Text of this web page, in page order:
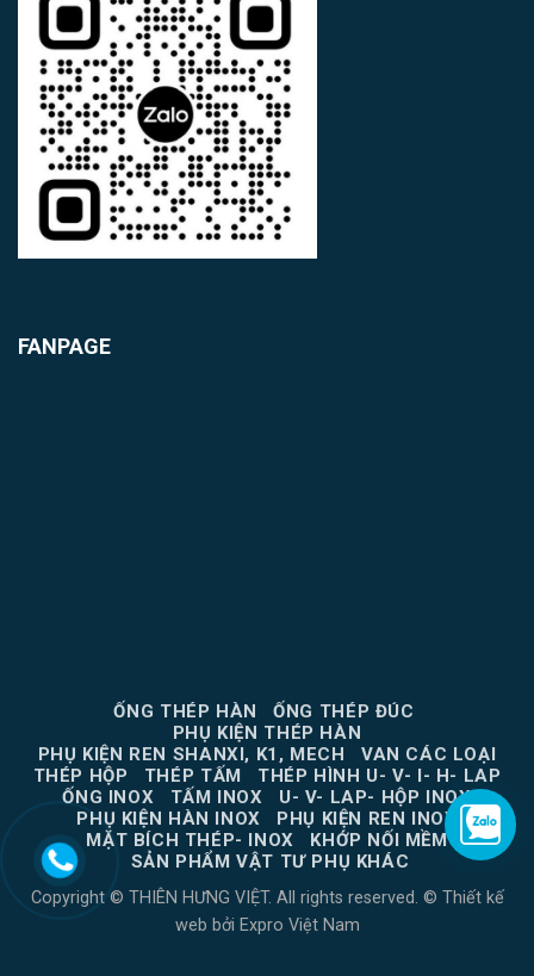
FANPAGE
ỐNG THÉP HÀN
ỐNG THÉP ĐÚC
PHỤ KIỆN THÉP HÀN
PHỤ KIỆN REN SHANXI, K1, MECH
VAN CÁC LOẠI
THÉP HỘP
THÉP TẤM
THÉP HÌNH U- V- I- H- LAP
ỐNG INOX
TẤM INOX
U- V- LAP- HỘP INOX
PHỤ KIỆN HÀN INOX
PHỤ KIỆN REN INOX
MẶT BÍCH THÉP- INOX
KHỚP NỐI MỀM
SẢN PHẨM VẬT TƯ PHỤ KHÁC
Copyright © THIÊN HƯNG VIỆT. All rights reserved. © Thiết kế
web bởi Expro Việt Nam